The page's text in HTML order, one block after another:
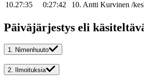
10.27:35
0:27:42 10. Antti Kurvinen /
Päiväjärjestys eli
1. Nimenhuuto
2. Ilmoituksia